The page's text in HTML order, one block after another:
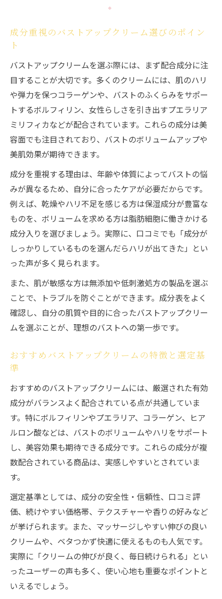
成分重視のバストアップクリーム選びのポイン
ト
バストアップクリームを選ぶ際には、まず配合成分に注
目することが大切です。多くのクリームには、肌のハリ
や弾力を保つコラーゲンや、バストのふくらみをサポー
トするボルフィリン、女性らしさを引き出すプエラリア
ミリフィカなどが配合されています。これらの成分は美
容面でも注目されており、バストのボリュームアップや
美肌効果が期待できます。
成分を重視する理由は、年齢や体質によってバストの悩
みが異なるため、自分に合ったケアが必要だからです。
例えば、乾燥やハリ不足を感じる方は保湿成分が豊富な
ものを、ボリュームを求める方は脂肪細胞に働きかける
成分入りを選びましょう。実際に、口コミでも「成分が
しっかりしているものを選んだらハリが出てきた」とい
った声が多く見られます。
また、肌が敏感な方は無添加や低刺激処方の製品を選ぶ
ことで、トラブルを防ぐことができます。成分表をよく
確認し、自分の肌質や目的に合ったバストアップクリー
ムを選ぶことが、理想のバストへの第一歩です。
おすすめバストアップクリームの特徴と選定基
準
おすすめのバストアップクリームには、厳選された有効
成分がバランスよく配合されている点が共通していま
す。特にボルフィリンやプエラリア、コラーゲン、ヒア
ルロン酸などは、バストのボリュームやハリをサポート
し、美容効果も期待できる成分です。これらの成分が複
数配合されている商品は、実感しやすいとされていま
す。
選定基準としては、成分の安全性・信頼性、口コミ評
価、続けやすい価格帯、テクスチャーや香りの好みなど
が挙げられます。また、マッサージしやすい伸びの良い
クリームや、ベタつかず快適に使えるものも人気です。
実際に「クリームの伸びが良く、毎日続けられる」とい
ったユーザーの声も多く、使い心地も重要なポイントと
いえるでしょう。